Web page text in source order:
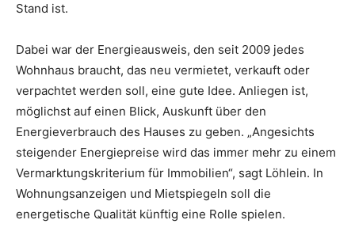
Stand ist.
Dabei war der Energieausweis, den seit 2009 jedes
Wohnhaus braucht, das neu vermietet, verkauft oder
verpachtet werden soll, eine gute Idee. Anliegen ist,
möglichst auf einen Blick, Auskunft über den
Energieverbrauch des Hauses zu geben. „Angesichts
steigender Energiepreise wird das immer mehr zu einem
Vermarktungskriterium für Immobilien“, sagt Löhlein. In
Wohnungsanzeigen und Mietspiegeln soll die
energetische Qualität künftig eine Rolle spielen.